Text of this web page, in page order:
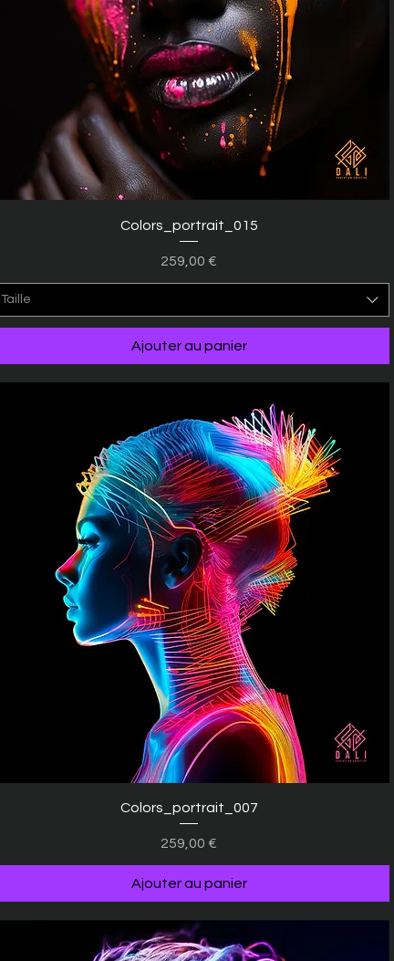
Aperçu rapide
Colors_portrait_015
Prix
259,00 €
Taille
Ajouter au panier
Aperçu rapide
Colors_portrait_007
Prix
259,00 €
Ajouter au panier